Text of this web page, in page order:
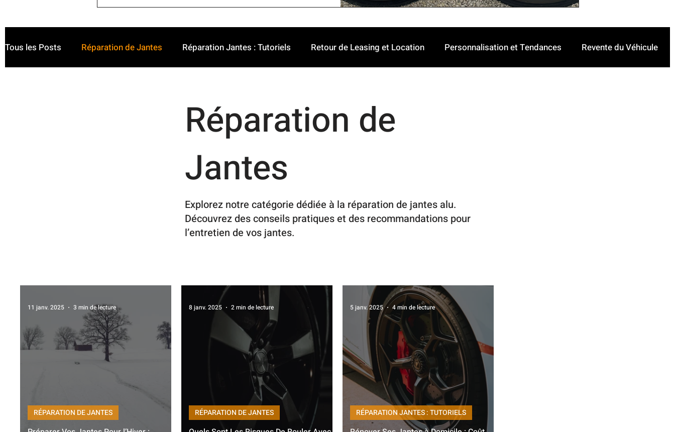
Tous les Posts Réparation de Jantes Réparation Jantes : Tutoriels Retour de Leasing et Location Personnalisation et Tendances Revente du Véhicule
Réparation de
Jantes
Explorez notre catégorie dédiée à la réparation de jantes alu.
Découvrez des conseils pratiques et des recommandations pour
l’entretien de vos jantes.
RÉPARATION DE JANTES
11 janv. 2025 3 min de lecture
RÉPARATION DE JANTES
8 janv. 2025 2 min de lecture
RÉPARATION JANTES : TUTORIELS
5 janv. 2025 4 min de lecture